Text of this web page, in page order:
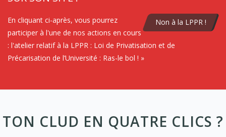
Non à la LPPR !
En cliquant ci-après, vous pourrez
participer à l'une de nos actions en cours
: l'atelier relatif à la LPPR : Loi de Privatisation et de
Précarisation de l’Université : Ras-le bol ! »
TON CLUD EN QUATRE CLICS ?